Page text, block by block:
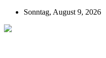
Sonntag, August 9, 2026